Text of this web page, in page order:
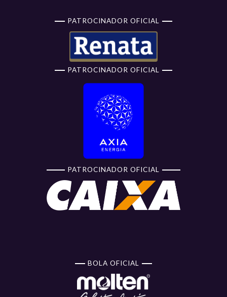
PATROCINADOR OFICIAL
PATROCINADOR OFICIAL
PATROCINADOR OFICIAL
BOLA OFICIAL